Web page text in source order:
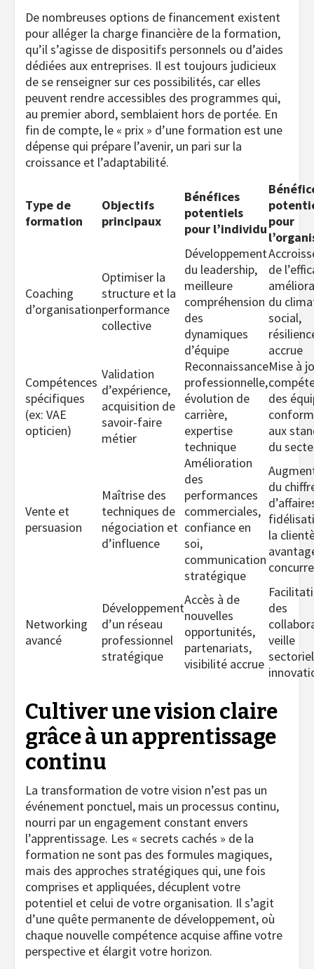
De nombreuses options de financement existent
pour alléger la charge financière de la formation,
qu’il s’agisse de dispositifs personnels ou d’aides
dédiées aux entreprises. Il est toujours judicieux
de se renseigner sur ces possibilités, car elles
peuvent rendre accessibles des programmes qui,
au premier abord, semblaient hors de portée. En
fin de compte, le « prix » d’une formation est une
dépense qui prépare l’avenir, un pari sur la
croissance et l’adaptabilité.
Type de
formation
Objectifs
principaux
Bénéfices
potentiels
pour l’individupour
Coaching
d’organisation
Optimiser la
structure et la
performance
collective
Développement
du leadership,
meilleure
compréhension
des
dynamiques
d’équipe
de
du
social,
accrue
Compétences
spécifiques
(ex: VAE
opticien)
Validation
d’expérience,
acquisition de
savoir-faire
métier
Reconnaissance
professionnelle,
évolution de
carrière,
expertise
technique
Mise à
des
aux
du
Vente et
persuasion
Maîtrise des
techniques de
négociation et
d’influence
Amélioration
des
performances
commerciales,
confiance en
soi,
communication
stratégique
du
la
Networking
avancé
Développement
d’un réseau
professionnel
stratégique
Accès à de
nouvelles
opportunités,
partenariats,
visibilité accrue
des
veille
Cultiver une vision claire
grâce à un apprentissage
continu
La transformation de votre vision n’est pas un
événement ponctuel, mais un processus continu,
nourri par un engagement constant envers
l’apprentissage. Les « secrets cachés » de la
formation ne sont pas des formules magiques,
mais des approches stratégiques qui, une fois
comprises et appliquées, décuplent votre
potentiel et celui de votre organisation. Il s’agit
d’une quête permanente de développement, où
chaque nouvelle compétence acquise affine votre
perspective et élargit votre horizon.